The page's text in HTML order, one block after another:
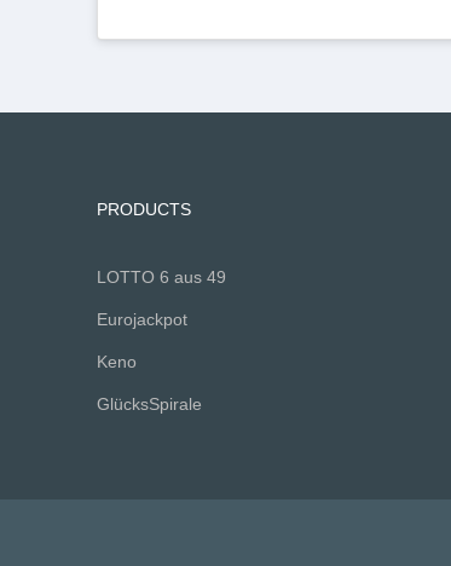
PRODUCTS
LOTTO 6 aus 49
Eurojackpot
Keno
GlücksSpirale